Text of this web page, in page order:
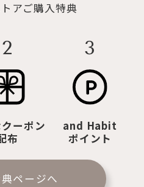
アご購入特典
2
ーポン
布
3
and Habit
ポイント
ページへ